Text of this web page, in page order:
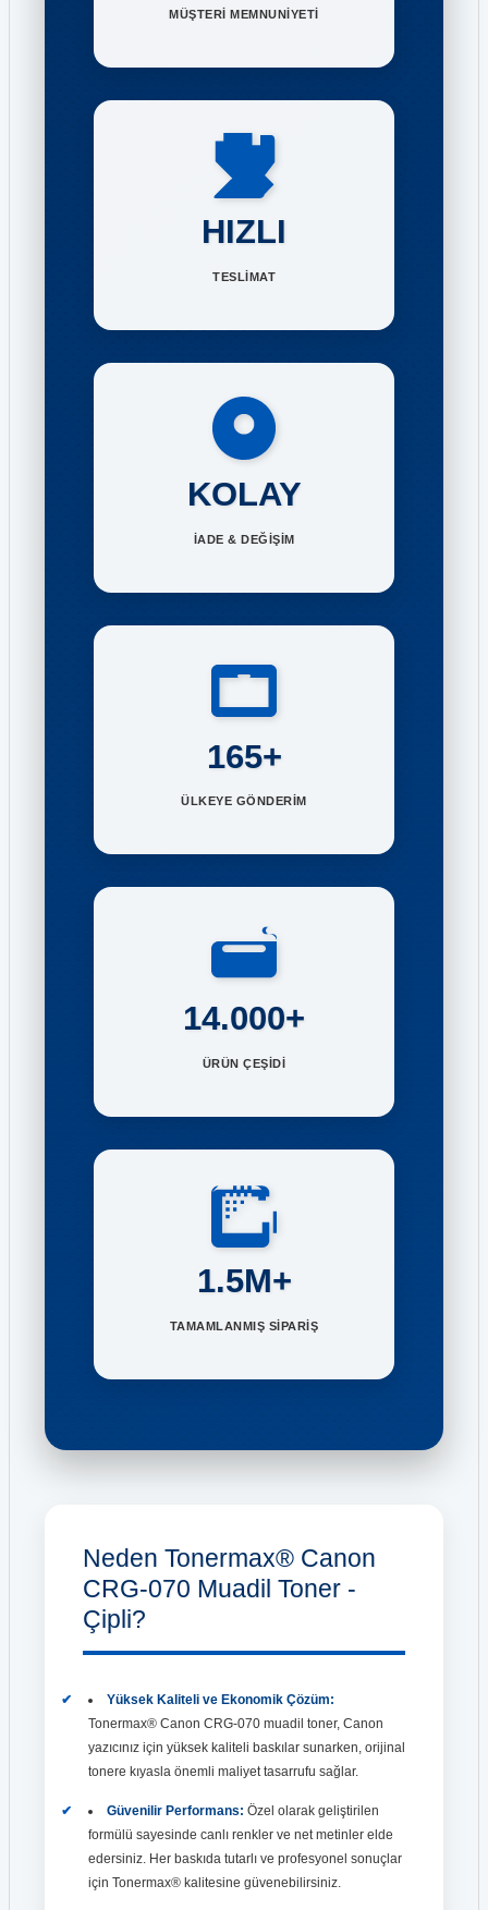
MÜŞTERİ MEMNUNİYETİ
HIZLI
TESLİMAT
KOLAY
İADE & DEĞİŞİM
165+
ÜLKEYE GÖNDERİM
14.000+
ÜRÜN ÇEŞİDİ
1.5M+
TAMAMLANMIŞ SİPARİŞ
Neden Tonermax® Canon
CRG-070 Muadil Toner -
Çipli?
Yüksek Kaliteli ve Ekonomik Çözüm:
Tonermax® Canon CRG-070 muadil toner, Canon
yazıcınız için yüksek kaliteli baskılar sunarken, orijinal
tonere kıyasla önemli maliyet tasarrufu sağlar.
Güvenilir Performans: Özel olarak geliştirilen
formülü sayesinde canlı renkler ve net metinler elde
edersiniz. Her baskıda tutarlı ve profesyonel sonuçlar
için Tonermax® kalitesine güvenebilirsiniz.